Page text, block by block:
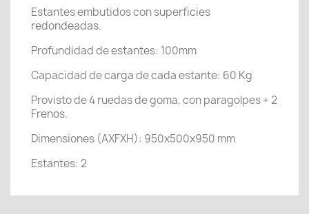
Estantes embutidos con superficies
redondeadas.
Profundidad de estantes: 100mm
Capacidad de carga de cada estante: 60 Kg
Provisto de 4 ruedas de goma, con paragolpes + 2
Frenos.
Dimensiones (AXFXH): 950x500x950 mm
Estantes: 2